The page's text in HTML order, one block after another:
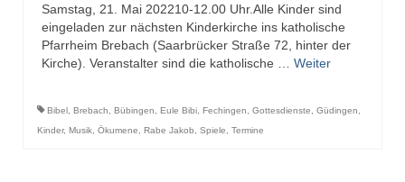
Samstag, 21. Mai 202210-12.00 Uhr.Alle Kinder sind
eingeladen zur nächsten Kinderkirche ins katholische
Pfarrheim Brebach (Saarbrücker Straße 72, hinter der
Kirche). Veranstalter sind die katholische … Weiter
Bibel , Brebach, Bübingen, Eule Bibi, Fechingen, Gottesdienste, Güdingen,
Kinder, Musik, Ökumene, Rabe Jakob, Spiele, Termine